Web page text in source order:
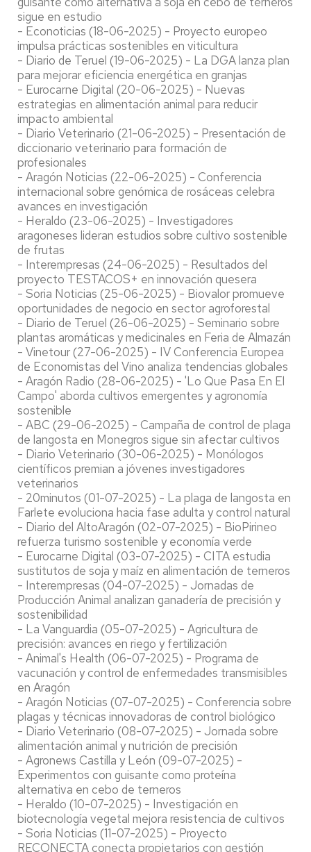
sigue en estudio
- Econoticias (18-06-2025) - Proyecto europeo
impulsa prácticas sostenibles en viticultura
- Diario de Teruel (19-06-2025) - La DGA lanza plan
para mejorar eficiencia energética en granjas
- Eurocarne Digital (20-06-2025) - Nuevas
estrategias en alimentación animal para reducir
impacto ambiental
- Diario Veterinario (21-06-2025) - Presentación de
diccionario veterinario para formación de
profesionales
- Aragón Noticias (22-06-2025) - Conferencia
internacional sobre genómica de rosáceas celebra
avances en investigación
- Heraldo (23-06-2025) - Investigadores
aragoneses lideran estudios sobre cultivo sostenible
de frutas
- Interempresas (24-06-2025) - Resultados del
proyecto TESTACOS+ en innovación quesera
- Soria Noticias (25-06-2025) - Biovalor promueve
oportunidades de negocio en sector agroforestal
- Diario de Teruel (26-06-2025) - Seminario sobre
plantas aromáticas y medicinales en Feria de Almazán
- Vinetour (27-06-2025) - IV Conferencia Europea
de Economistas del Vino analiza tendencias globales
- Aragón Radio (28-06-2025) - 'Lo Que Pasa En El
Campo' aborda cultivos emergentes y agronomía
sostenible
- ABC (29-06-2025) - Campaña de control de plaga
de langosta en Monegros sigue sin afectar cultivos
- Diario Veterinario (30-06-2025) - Monólogos
científicos premian a jóvenes investigadores
veterinarios
- 20minutos (01-07-2025) - La plaga de langosta en
Farlete evoluciona hacia fase adulta y control natural
- Diario del AltoAragón (02-07-2025) - BioPirineo
refuerza turismo sostenible y economía verde
- Eurocarne Digital (03-07-2025) - CITA estudia
sustitutos de soja y maíz en alimentación de terneros
- Interempresas (04-07-2025) - Jornadas de
Producción Animal analizan ganadería de precisión y
sostenibilidad
- La Vanguardia (05-07-2025) - Agricultura de
precisión: avances en riego y fertilización
- Animal's Health (06-07-2025) - Programa de
vacunación y control de enfermedades transmisibles
en Aragón
- Aragón Noticias (07-07-2025) - Conferencia sobre
plagas y técnicas innovadoras de control biológico
- Diario Veterinario (08-07-2025) - Jornada sobre
alimentación animal y nutrición de precisión
- Agronews Castilla y León (09-07-2025) -
Experimentos con guisante como proteína
alternativa en cebo de terneros
- Heraldo (10-07-2025) - Investigación en
biotecnología vegetal mejora resistencia de cultivos
- Soria Noticias (11-07-2025) - Proyecto
RECONECTA conecta propietarios con gestión